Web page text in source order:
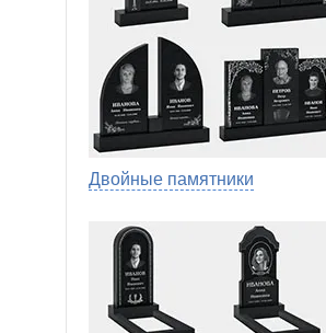
Двойные памятники